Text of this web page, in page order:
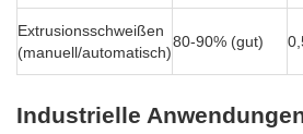
Extrusionsschweißen
(manuell/automatisch)
80-90% (gut)
Industrielle